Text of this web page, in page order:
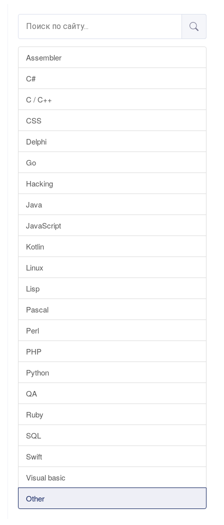
Assembler
C#
C / C++
CSS
Delphi
Go
Hacking
Java
JavaScript
Kotlin
Linux
Lisp
Pascal
Perl
PHP
Python
QA
Ruby
SQL
Swift
Visual basic
Other